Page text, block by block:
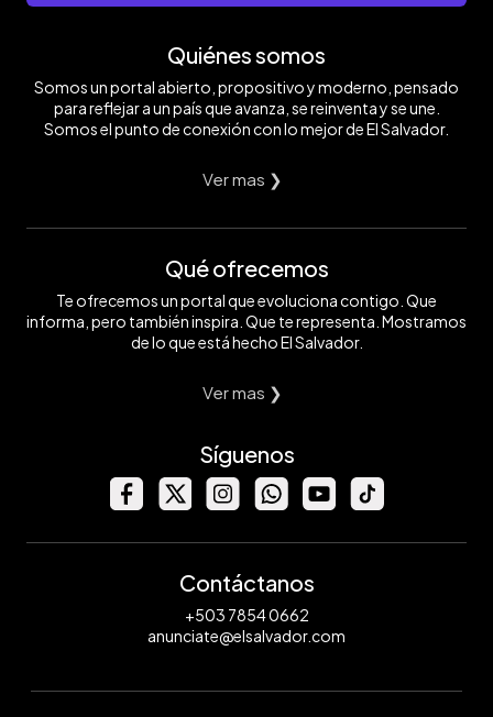
Quiénes somos
Somos un portal abierto, propositivo y moderno, pensado
para reflejar a un país que avanza, se reinventa y se une.
Somos el punto de conexión con lo mejor de El Salvador.
Ver mas ❯
Qué ofrecemos
Te ofrecemos un portal que evoluciona contigo. Que
informa, pero también inspira. Que te representa. Mostramos
de lo que está hecho El Salvador.
Ver mas ❯
Síguenos
Contáctanos
+503 7854 0662
anunciate@elsalvador.com